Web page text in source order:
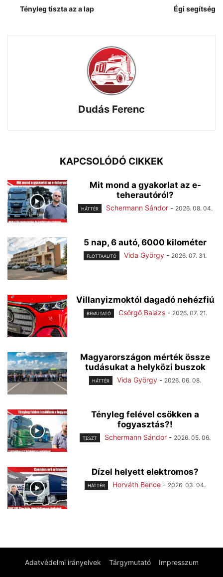
Tényleg tiszta az a lap Égi segítség
Dudás Ferenc
KAPCSOLÓDÓ CIKKEK
Mit mond a gyakorlat az e-
teherautóról?
HÁTTÉR Schermann Sándor - 2026. 08. 04.
5 nap, 6 autó, 6000 kilométer
FLOTTAAUTÓ Vida György - 2026. 07. 31.
Villanyizmoktól dagadó nehézfiú
BEMUTATÓ Csörgő Balázs - 2026. 07. 21.
Magyarországon mérték össze
tudásukat a helyközi buszok
HÁTTÉR Vida György - 2026. 06. 08.
Tényleg felével csökken a
fogyasztás?!
TESZT Schermann Sándor - 2026. 05. 06.
Dízel helyett elektromos?
HÁTTÉR Horváth Bence - 2026. 03. 04.
Adatvédelmi irányelvek Tárgymutató Impresszum